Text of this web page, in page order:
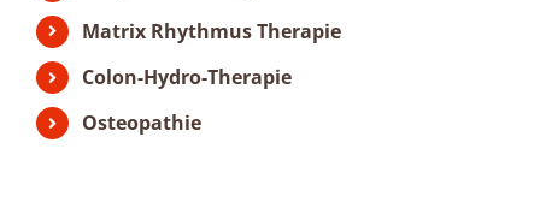
Matrix Rhythmus Therapie
Colon-Hydro-Therapie
Osteopathie